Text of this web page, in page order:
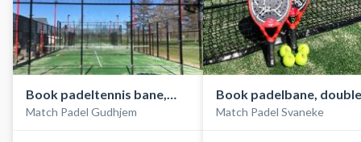
Book padeltennis bane,
double, udendørs
Match Padel Gudhjem
Book padelbane,
udendørs
Match Padel Svaneke